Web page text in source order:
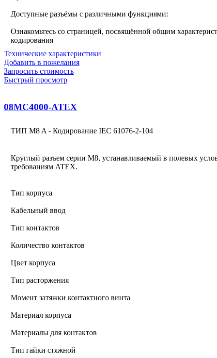
Доступные разъёмы с различными функциями:
Ознакомьтесь со страницей, посвящённой общим
кодирования
Технические характеристики
Добавить в пожелания
Запросить стоимость
Быстрый просмотр
08MC4000-ATEX
ТИП M8 A - Кодирование IEC 61076-2-104
Круглый разъем серии M8, устанавливаемый в полевых
требованиям ATEX.
Тип корпуса
Кабельный ввод
Тип контактов
Количество контактов
Цвет корпуса
Тип расторжения
Момент затяжки контактного винта
Материал корпуса
Материалы для контактов
Тип гайки стяжной